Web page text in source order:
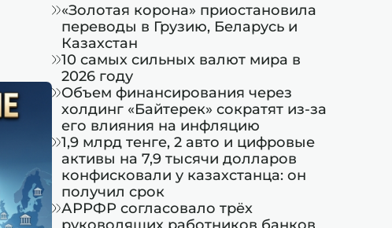
«Золотая корона» приостановила
переводы в Грузию, Беларусь и
Казахстан
10 самых сильных валют мира в
2026 году
Объем финансирования через
холдинг «Байтерек» сократят из-за
его влияния на инфляцию
1,9 млрд тенге, 2 авто и цифровые
активы на 7,9 тысячи долларов
конфисковали у казахстанца: он
получил срок
АРРФР согласовало трёх
руководящих работников банков